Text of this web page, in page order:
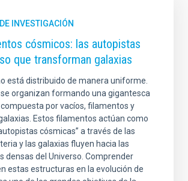
INVESTIGACIÓN
cósmicos: las autopistas
que transforman galaxias
está distribuido de manera uniforme.
se organizan formando una gigantesca
por vacíos, filamentos y
Estos filamentos actúan como
cósmicas” a través de las
y las galaxias fluyen hacia las
densas del Universo. Comprender
estas estructuras en la evolución de